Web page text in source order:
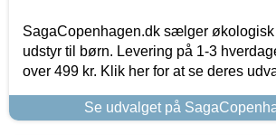
SagaCopenhagen.dk sælger
udstyr til børn. Levering på 1-3
over 499 kr. Klik her for at se deres
Se udvalget på